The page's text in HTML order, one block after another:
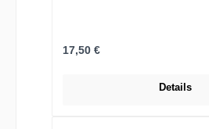
Regulärer Preis:
17,50 €
Details